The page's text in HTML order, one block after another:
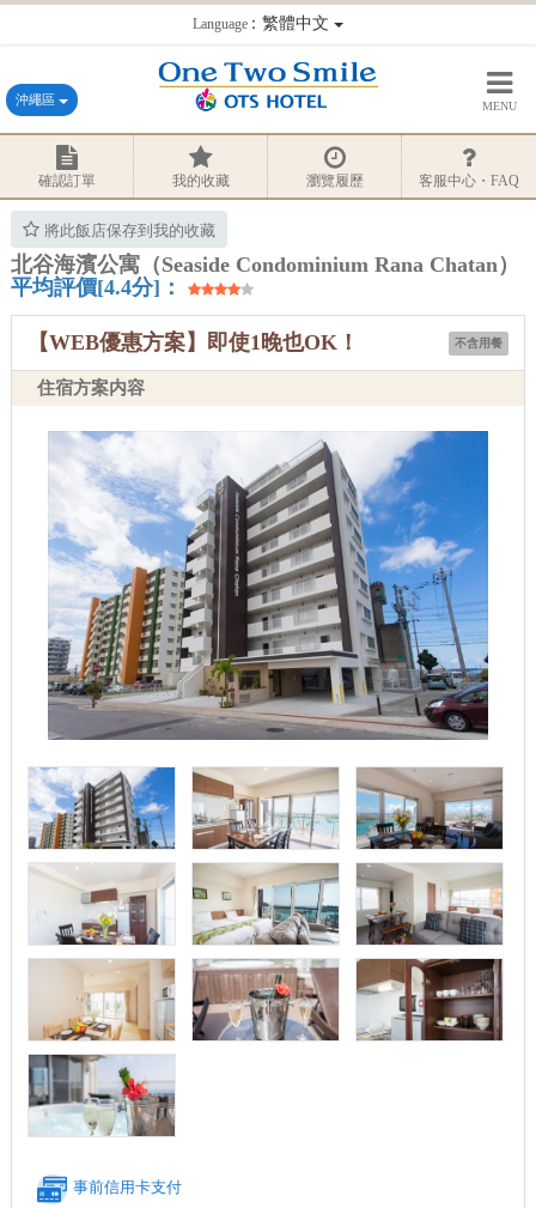
Language：繁體中文
沖繩區 MENU
確認訂單 我的收藏 瀏覽履歷 客服中心・FAQ
將此飯店保存到我的收藏
北谷海濱公寓（Seaside Condominium Rana Chatan）
平均評價[4.4分]：
不含用餐
【WEB優惠方案】即使1晚也OK！
住宿方案内容
事前信用卡支付